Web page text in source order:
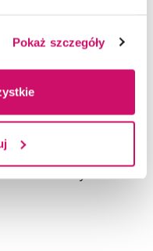
Pokaż szczegóły
ma prawo do
z zakresu
szczególnymi